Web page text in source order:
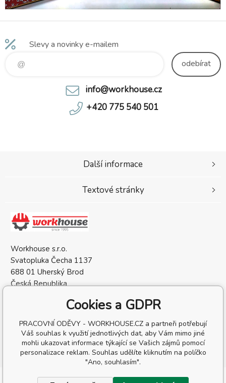
Slevy a novinky e-mailem
odebírat
info@workhouse.cz
+420 775 540 501
Workhouse s.r.o.
Svatopluka Čecha 1137
688 01 Uherský Brod
Česká Republika
DIČ: CZ05568137
Další informace
Textové stránky
Cookies a GDPR
PRACOVNÍ ODĚVY - WORKHOUSE.CZ a partneři potřebují
Váš souhlas k využití jednotlivých dat, aby Vám mimo jiné
mohli ukazovat informace týkající se Vašich zájmů pomocí
personalizace reklam. Souhlas udělíte kliknutím na políčko
"Ano, souhlasím".